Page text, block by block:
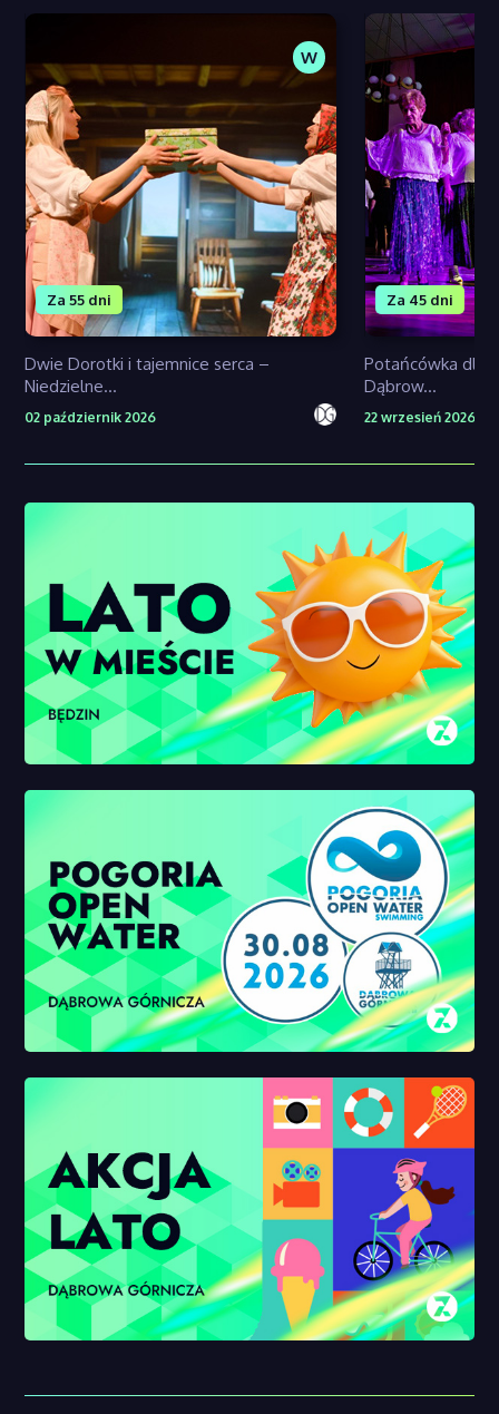
Dwie Dorotki i tajemnice serca –
Niedzielne...
Za 55 dni
W
02 październik 2026
Potańcówka dla
Dąbrow...
Za 45 dni
22 wrzesień 2026